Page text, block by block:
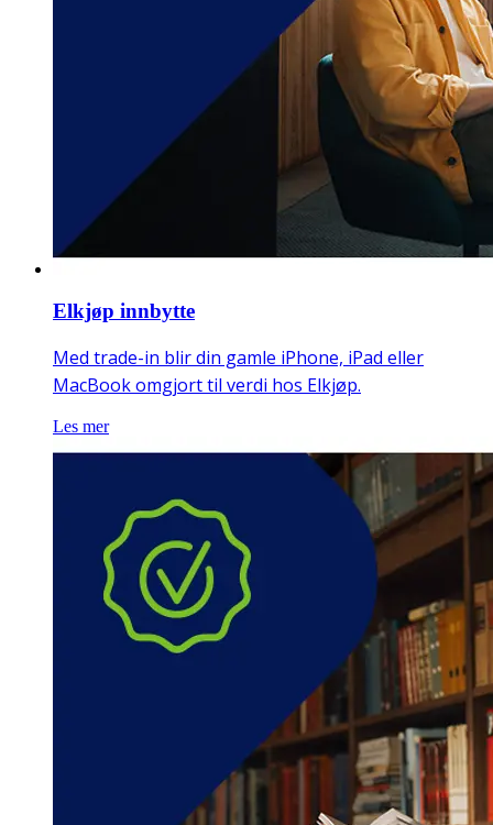
Elkjøp innbytte
Med trade-in blir din gamle iPhone, iPad eller
MacBook omgjort til verdi hos Elkjøp.
Les mer